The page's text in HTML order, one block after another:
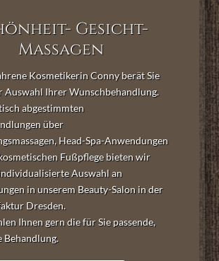
Gesicht-
Massagen
Kosmetikerin Conny berät Sie
Auswahl Ihrer Wunschbehandlung.
abgestimmten
über
Head-Spa-Anwendungen
Fußpflege bieten wir
Auswahl an
in unserem Beauty-Salon in der
Dresden.
Ihnen gern die für Sie passende,